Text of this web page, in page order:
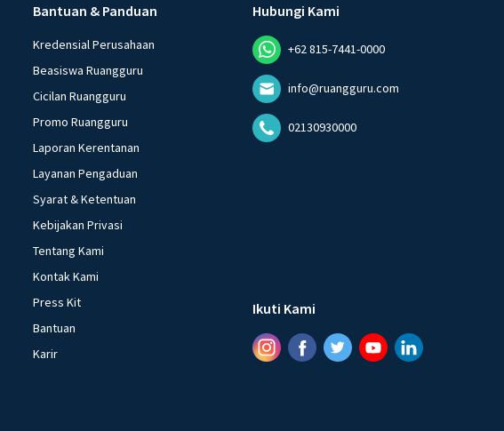
Bantuan & Panduan
Kredensial Perusahaan
Beasiswa Ruangguru
Cicilan Ruangguru
Promo Ruangguru
Laporan Kerentanan
Layanan Pengaduan
Syarat & Ketentuan
Kebijakan Privasi
Tentang Kami
Kontak Kami
Press Kit
Bantuan
Karir
Hubungi Kami
+62 815-7441-0000
info@ruangguru.com
02130930000
Ikuti Kami